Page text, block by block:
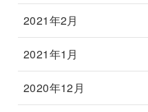
2021年2月
2021年1月
2020年12月